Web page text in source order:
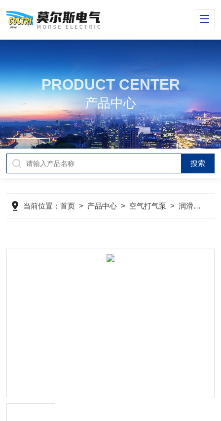
PRODUCT CENTER
产品中心
当前位置：首页 > 产品中心 > 空气打气泵 >润滑油